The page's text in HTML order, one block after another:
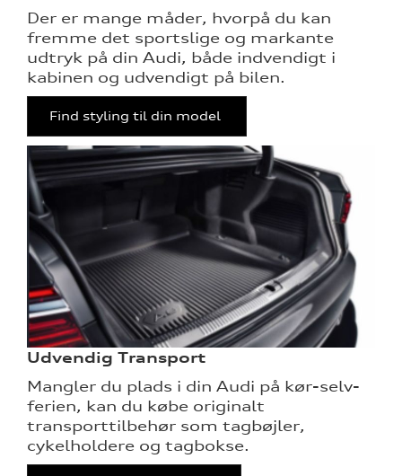
Der er mange måder, hvorpå du kan
fremme det sportslige og markante
udtryk på din Audi, både indvendigt i
kabinen og udvendigt på bilen.
Find styling til din model
Udvendig Transport
Mangler du plads i din Audi på kør-selv-
ferien, kan du købe originalt
transporttilbehør som tagbøjler,
cykelholdere og tagbokse.